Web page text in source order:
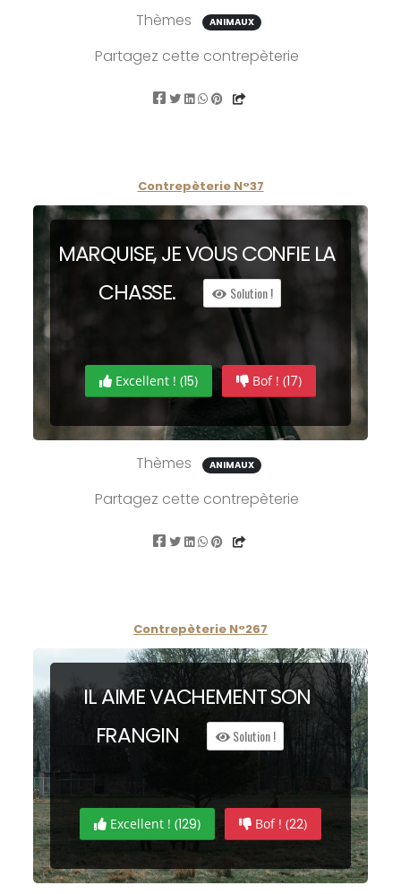
Thèmes ANIMAUX
Partagez cette contrepèterie
Contrepèterie N°37
MARQUISE, JE VOUS CONFIE LA
CHASSE. Solution !
Excellent ! (15) Bof ! (17)
Thèmes ANIMAUX
Partagez cette contrepèterie
Contrepèterie N°267
IL AIMEVACHEMENT SON
FRANGIN Solution !
Excellent ! (129) Bof ! (22)